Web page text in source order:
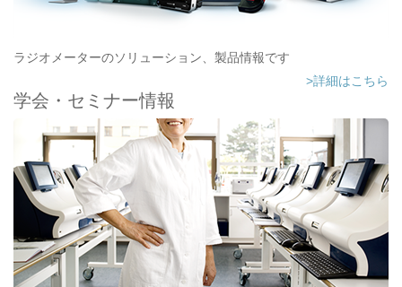
ラジオメーターのソリューション、製品情報です
>詳細はこちら
学会・セミナー情報